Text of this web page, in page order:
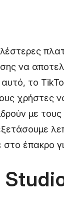
να
αυτό, το
χρήστες
με
στο έπακρο